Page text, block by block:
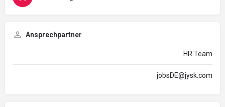
Ansprechpartner
HR Team
jobsDE@jysk.com